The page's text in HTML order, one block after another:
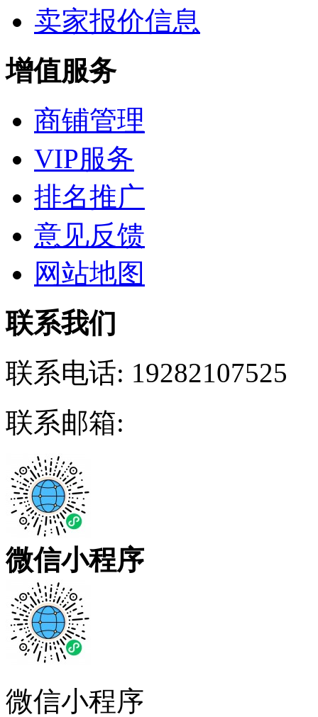
卖家报价信息
增值服务
商铺管理
VIP服务
排名推广
意见反馈
网站地图
联系我们
联系电话: 19282107525
联系邮箱:
微信小程序
微信小程序